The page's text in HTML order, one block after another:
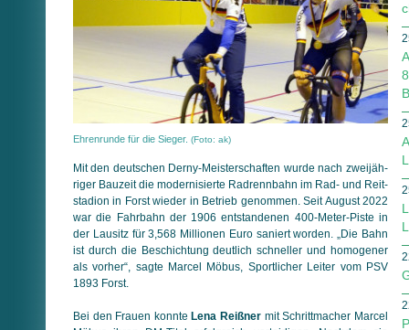
Ehrenrunde für die Sieger. (Foto: ak)
Mit den deutschen Derny-Meisterschaften wurde nach zwei­jäh­
ri­ger Bauzeit die modernisierte Radrennbahn im Rad- und Reit­
stadion in Forst wieder in Betrieb genommen. Seit August 2022
war die Fahrbahn der 1906 entstandenen 400-Meter-Piste in
der Lausitz für 3,568 Millionen Euro saniert worden. „Die Bahn
ist durch die Beschichtung deutlich schneller und homogener
als vorher“, sagte Marcel Möbus, Sportlicher Leiter vom PSV
1893 Forst.
Bei den Frauen konnteLena Reißner mit Schrittmacher Marcel